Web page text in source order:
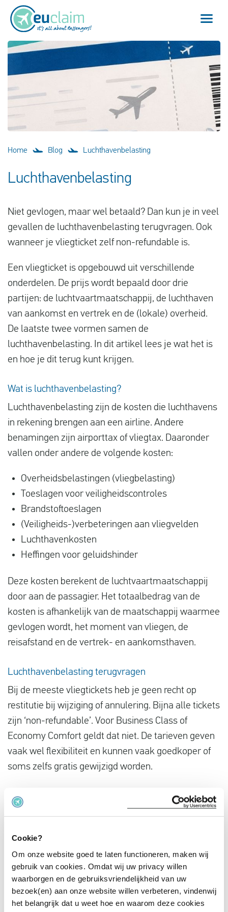
Cookie?
Om onze website goed te laten functioneren, maken wij
gebruik van cookies. Omdat wij uw privacy willen
waarborgen en de gebruiksvriendelijkheid van uw
bezoek(en) aan onze website willen verbeteren, vindenwij
het belangrijk dat u weet hoe en waarom deze cookies
Vluchtproblemen
Vlucht gewijzigd
Aansluiting gemist
Contact
Nederlands
Vlucht geannuleerd
Onze service
Inloggen
Home Blog Luchthavenbelasting
Luchthavenbelasting
Niet gevlogen, maar wel betaald? Dan kun je in veel
gevallen de luchthavenbelasting terugvragen. Ook
wanneer je vliegticket zelf non-refundable is.
Een vliegticket is opgebouwd uit verschillende
onderdelen. De prijs wordt bepaald door drie
partijen: de luchtvaartmaatschappij, de luchthaven
van aankomst en vertrek en de (lokale) overheid.
De laatste twee vormen samen de
luchthavenbelasting. In dit artikel lees je wat het is
en hoe je dit terug kunt krijgen.
Wat is luchthavenbelasting?
Luchthavenbelasting zijn de kosten die luchthavens
in rekening brengen aan een airline. Andere
benamingen zijn airporttax of vliegtax. Daaronder
vallen onder andere de volgende kosten:
Overheidsbelastingen (vliegbelasting)
Toeslagen voor veiligheidscontroles
Brandstoftoeslagen
(Veiligheids-)verbeteringen aan vliegvelden
Luchthavenkosten
Heffingen voor geluidshinder
Deze kosten berekent de luchtvaartmaatschappij
door aan de passagier. Het totaalbedrag van de
kosten is afhankelijk van de maatschappij waarmee
gevlogen wordt, het moment van vliegen, de
reisafstand en de vertrek- en aankomsthaven.
Luchthavenbelasting terugvragen
Bij de meeste vliegtickets heb je geen recht op
restitutie bij wijziging of annulering. Bijna alle tickets
zijn ‘non-refundable’. Voor Business Class of
Economy Comfort geldt dat niet. De tarieven geven
vaak wel flexibiliteit en kunnen vaak goedkoper of
soms zelfs gratis gewijzigd worden.
Wanneer een vliegticket niet is gebruikt, kun je de
luchthavenbelasting terugvragen. Dien je verzoek in
de boekingssite
de reisorganisatie
Het terugvragen van de luchthavenbelasting moet